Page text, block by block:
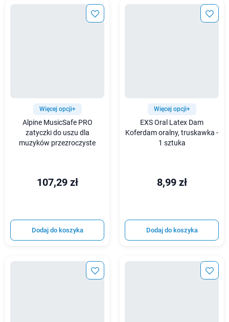
Więcej opcji+
Alpine MusicSafe PRO
zatyczki do uszu dla
muzyków przezroczyste
107,29 zł
Dodaj do koszyka
Więcej opcji+
EXS Oral Latex Dam
Koferdam oralny, truskawka -
1 sztuka
8,99 zł
Dodaj do koszyka